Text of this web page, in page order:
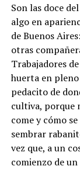
Son las doce
algo en
de Buenos
otras
Trabajadores
huerta en
pedacito de
cultiva, porque
come y cómo
sembrar
vez que, a un
comienzo de